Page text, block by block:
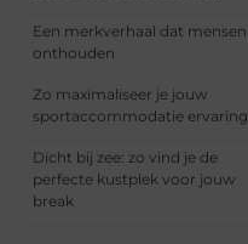
Een merkverhaal dat mensen
onthouden
Zo maximaliseer je jouw
sportaccommodatie ervaring
Dicht bij zee: zo vind je de
perfecte kustplek voor jouw
break